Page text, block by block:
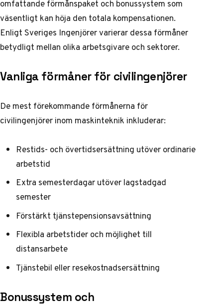
omfattande förmånspaket och bonussystem som
väsentligt kan höja den totala kompensationen.
EnligtSveriges Ingenjörervarierar dessa förmåner
betydligt mellan olika arbetsgivare och sektorer.
Vanliga förmåner för civilingenjörer
De mest förekommande förmånerna för
civilingenjörer inom maskinteknik inkluderar:
Restids- och övertidsersättning utöver ordinarie
arbetstid
Extra semesterdagar utöver lagstadgad
semester
Förstärkt tjänstepensionsavsättning
Flexibla arbetstider och möjlighet till
distansarbete
Tjänstebil eller resekostnadsersättning
Bonussystem och